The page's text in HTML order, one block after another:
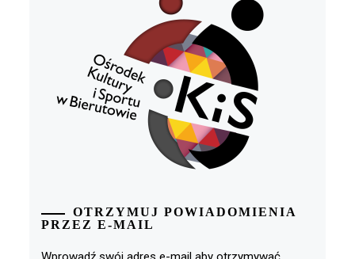
OTRZYMUJ POWIADOMIENIA
PRZEZ E-MAIL